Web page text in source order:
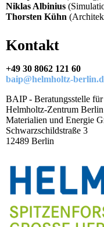
Niklas Albinius
Thorsten Kühn
Kontakt
+49 30 8062 121 60
baip@helmholtz-
BAIP - Beratungsstelle
Helmholtz-Zentrum
Materialien und Energie
Schwarzschildstraße 3
12489 Berlin